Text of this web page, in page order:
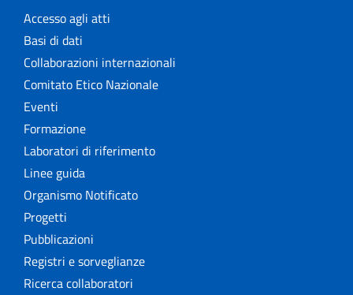
Accesso agli atti
Basi di dati
Collaborazioni internazionali
Comitato Etico Nazionale
Eventi
Formazione
Laboratori di riferimento
Linee guida
Organismo Notificato
Progetti
Pubblicazioni
Registri e sorveglianze
Ricerca collaboratori